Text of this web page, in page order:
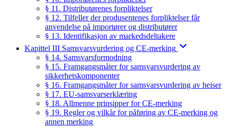
§ 11. Distributørenes forpliktelser
§ 12. Tilfeller der produsentenes forpliktelser får
anvendelse på importører og distributører
§ 13. Identifikasjon av markedsdeltakere
Kapittel III Samsvarsvurdering og CE-merking
§ 14. Samsvarsformodning
§ 15. Framgangsmåter for samsvarsvurdering av
sikkerhetskomponenter
§ 16. Framgangsmåter for samsvarsvurdering av heiser
§ 17. EU-samsvarserklæring
§ 18. Allmenne prinsipper for CE-merking
§ 19. Regler og vilkår for påføring av CE-merking og
annen merking